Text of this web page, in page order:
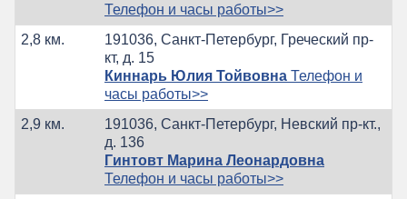
Телефон и часы работы>>
2,8 км.
191036, Санкт-Петербург, Греческий пр-
кт, д. 15
Киннарь Юлия Тойвовна Телефон и
часы работы>>
2,9 км.
191036, Санкт-Петербург, Невский пр-кт.,
д. 136
Гинтовт Марина Леонардовна
Телефон и часы работы>>